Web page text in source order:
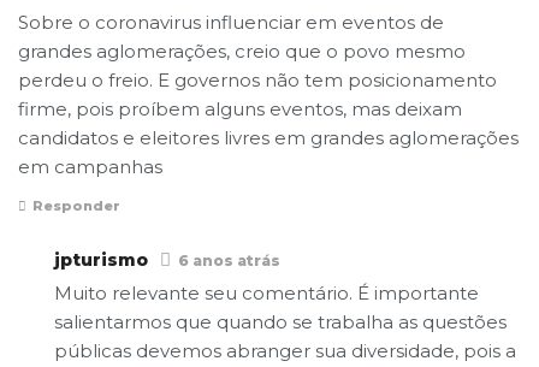
Sobre o coronavirus influenciar em eventos de
grandes aglomerações, creio que o povo mesmo
perdeu o freio. E governos não tem posicionamento
firme, pois proíbem alguns eventos, mas deixam
candidatos e eleitores livres em grandes aglomerações
em campanhas
Responder
jpturismo 6 anos atrás
Muito relevante seu comentário. É importante
salientarmos que quando se trabalha as questões
públicas devemos abranger sua diversidade, pois a